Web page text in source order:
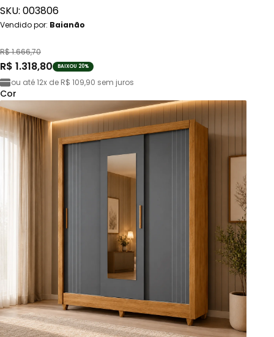
SKU: 003806
Vendido por: Baianão
R$ 1.666,70
R$ 1.318,80 BAIXOU 20%
ou até12x de R$ 109,90 sem juros
Cor